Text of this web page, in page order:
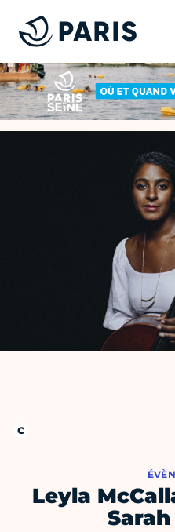
Leyla